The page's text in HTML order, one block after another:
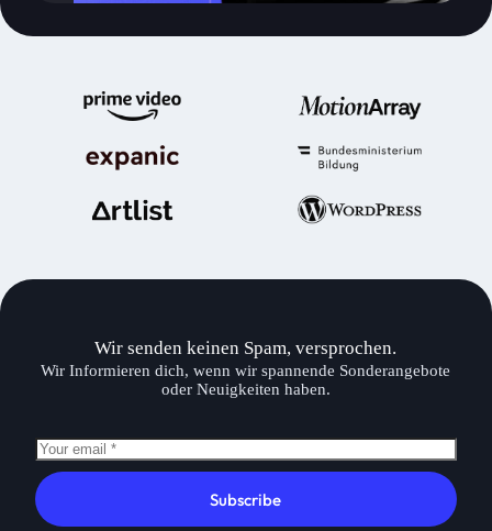
Wir senden keinen Spam, versprochen.
Wir Informieren dich, wenn wir spannende Sonderangebote
oder Neuigkeiten haben.
Subscribe